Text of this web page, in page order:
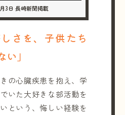
3日 長崎新聞掲載
しさを、子供たち
」
の心臓疾患を抱え、学
いた大好きな部活動を
という、悔しい経験を